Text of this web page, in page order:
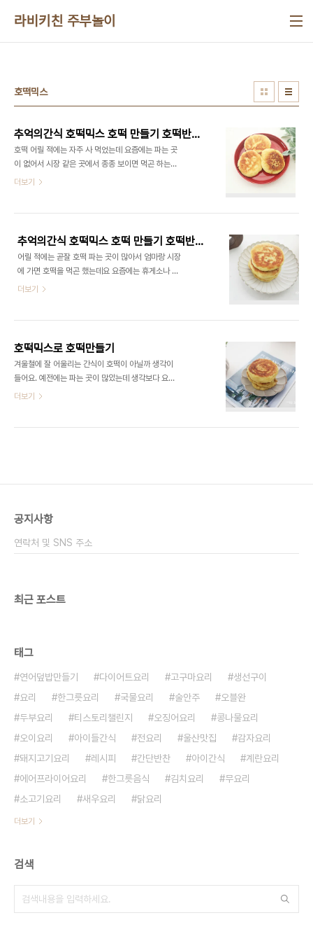
라비키친 주부놀이
호떡믹스
추억의간식 호떡믹스 호떡 만들기 호떡반죽 만들기
호떡 어릴 적에는 자주 사 먹었는데 요즘에는 파는 곳
이 없어서 시장 같은 곳에서 종종 보이면 먹곤 하는데
요 날이 추워지니까 호떡 생각이 나더라고요 요즘에
나와서 발효를 안 시켜도 맛있는 것들이 있더라고요
발효 시키지 않고 바로 만들어도 되니 그렇게 시간도
많이 걸리지 않습니다 역시나 오랜만에 먹으니 호떡
이 참 맛있네요 ​ ■재료■ 호떡믹스, 물 40~50도
180ml ​ 호떡 믹스에 보면 이스트와 설탕 그리고 호
수 있습니다 ​우선 반죽을 해야겠죠 호떡 믹스 가루를
더보기
추억의간식 호떡믹스 호떡 만들기 호떡반죽 만들기
어릴 적에는 곧잘 호떡 파는 곳이 많아서 엄마랑 시장
에 가면 호떡을 먹곤 했는데요 요즘에는 휴게소나 아
울렛이나 시장에 가야 파는 곳을 볼 수 있을 정도로
있는 것 있죠^^ ​ 이스트가 있어서 발효를 좀 더 하면
쫄깃하게 먹을 수 있는데요 ​ 그래도 요즘에는 그리 오
랫동안 기다리지 않고 맛있게 먹을 수 있으니 정말 좋
은 것 같아요 ■재료■ 호떡믹스, 물 40~50도
180ml ​ 호떡믹스와 이스트, 설탕이 들어 있어요 ​ 재
가루를 넣습니다 그리고 이스트를 넣습니다 이스트
더보기
호떡믹스로 호떡만들기
겨울철에 잘 어울리는 간식이 호떡이 아닐까 생각이
들어요. 예전에는 파는 곳이 많았는데 생각보다 요즘
에는 길거리에서 파는 곳을 잘 못 보는데요. 요즘에는
에는 씨앗호떡이나 다양하게 만들 수 있는 것들이 많
떡믹스를 넣습니다. 따로 계량하지 않아도 믹..
더보기
공지사항
연락처 및 SNS 주소
최근 포스트
태그
연어덮밥만들기 다이어트요리 고구마요리
생선구이
요리
한그릇요리 국물요리 술안주
오블완
두부요리
티스토리챌린지 오징어요리
콩나물요리
오이요리
아이들간식 전요리 울산맛집
감자요리
돼지고기요리
레시피 간단반찬 아이간식
계란요리
에어프라이어요리
한그릇음식 김치요리
무요리
소고기요리
새우요리 닭요리
더보기
검색